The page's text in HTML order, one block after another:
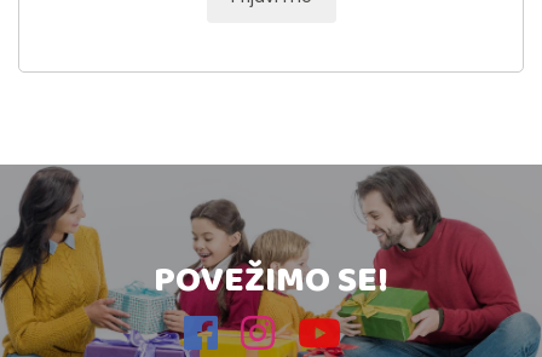
POVEŽIMO SE!